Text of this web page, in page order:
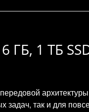
ГБ, 1 ТБ
так и для